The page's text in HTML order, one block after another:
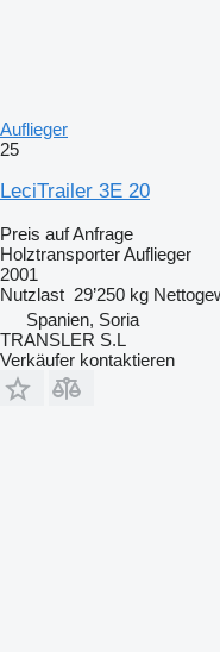
Auflieger
25
LeciTrailer 3E 20
Preis auf Anfrage
Holztransporter Auflieger
2001
Nutzlast 29’250 kg
Spanien, Soria
TRANSLER S.L
Verkäufer kontaktieren